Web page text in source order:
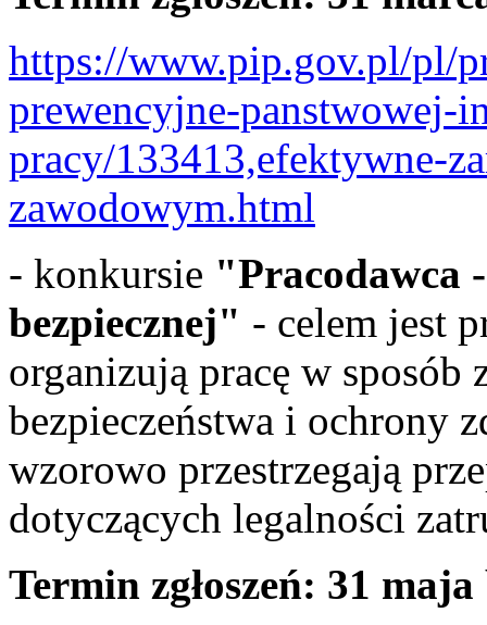
https://www.pip.gov.pl/pl/
prewencyjne-panstwowej-
pracy/133413,efektywne-
zawodowym.html
- konkursie "Pracodawca
bezpiecznej" - celem jest
organizują pracę w
bezpieczeństwa i ochrony
wzorowo przestrzegają
dotyczących legalności
Termin zgłoszeń: 31 maja